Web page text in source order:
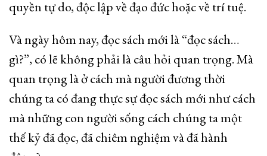
quyền tự do, độc lập về đạo đức hoặc về trí tuệ.
Và ngày hôm nay, đọc sách mới là “đọc sách…
gì?”, có lẽ không phải là câu hỏi quan trọng. Mà
quan trọng là ở cách mà người đương thời
chúng ta có đang thực sự đọc sách mới như cách
mà những con người sống cách chúng ta một
thế kỷ đã đọc, đã chiêm nghiệm và đã hành